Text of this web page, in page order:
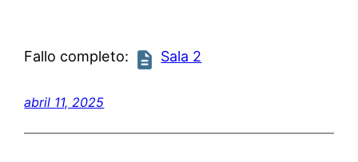
Fallo completo: Sala 2
abril 11, 2025